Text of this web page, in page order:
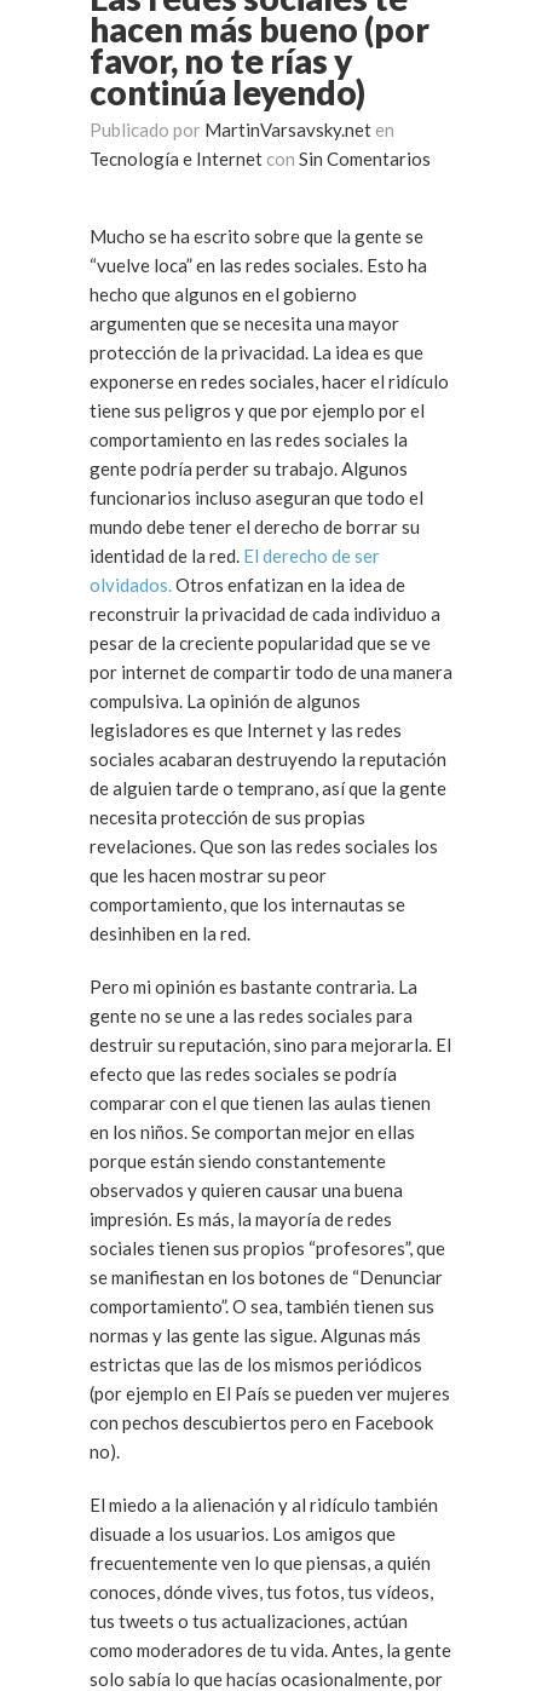
hacen más bueno (por
favor, no te rías y
continúa leyendo)
Publicado por MartinVarsavsky.net en
Tecnología e Internet con Sin Comentarios
Mucho se ha escrito sobre que la gente se
“vuelve loca” en las redes sociales. Esto ha
hecho que algunos en el gobierno
argumenten que se necesita una mayor
protección de la privacidad. La idea es que
exponerse en redes sociales, hacer el ridículo
tiene sus peligros y que por ejemplo por el
comportamiento en las redes sociales la
gente podría perder su trabajo. Algunos
funcionarios incluso aseguran que todo el
mundo debe tener el derecho de borrar su
identidad de la red. El derecho de ser
olvidados.Otros enfatizan en la idea de
reconstruir la privacidad de cada individuo a
pesar de la creciente popularidad que se ve
por internet de compartir todo de una manera
compulsiva. La opinión de algunos
legisladores es que Internet y las redes
sociales acabaran destruyendo la reputación
de alguien tarde o temprano, así que la gente
necesita protección de sus propias
revelaciones. Que son las redes sociales los
que les hacen mostrar su peor
comportamiento, que los internautas se
desinhiben en la red.
Pero mi opinión es bastante contraria. La
gente no se une a las redes sociales para
destruir su reputación, sino para mejorarla. El
efecto que las redes sociales se podría
comparar con el que tienen las aulas tienen
en los niños. Se comportan mejor en ellas
porque están siendo constantemente
observados y quieren causar una buena
impresión. Es más, la mayoría de redes
sociales tienen sus propios “profesores”, que
se manifiestan en los botones de “Denunciar
comportamiento”. O sea, también tienen sus
normas y las gente las sigue. Algunas más
estrictas que las de los mismos periódicos
(por ejemplo en El País se pueden ver mujeres
con pechos descubiertos pero en Facebook
no).
El miedo a la alienación y al ridículo también
disuade a los usuarios. Los amigos que
frecuentemente ven lo que piensas, a quién
conoces, dónde vives, tus fotos, tus vídeos,
tus tweets o tus actualizaciones, actúan
como moderadores de tu vida. Antes, la gente
solo sabía lo que hacías ocasionalmente, por